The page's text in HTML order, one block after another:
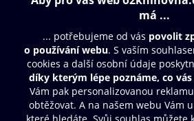
Obsah ke stažení
Moje O2 Knihovna
Další zábava